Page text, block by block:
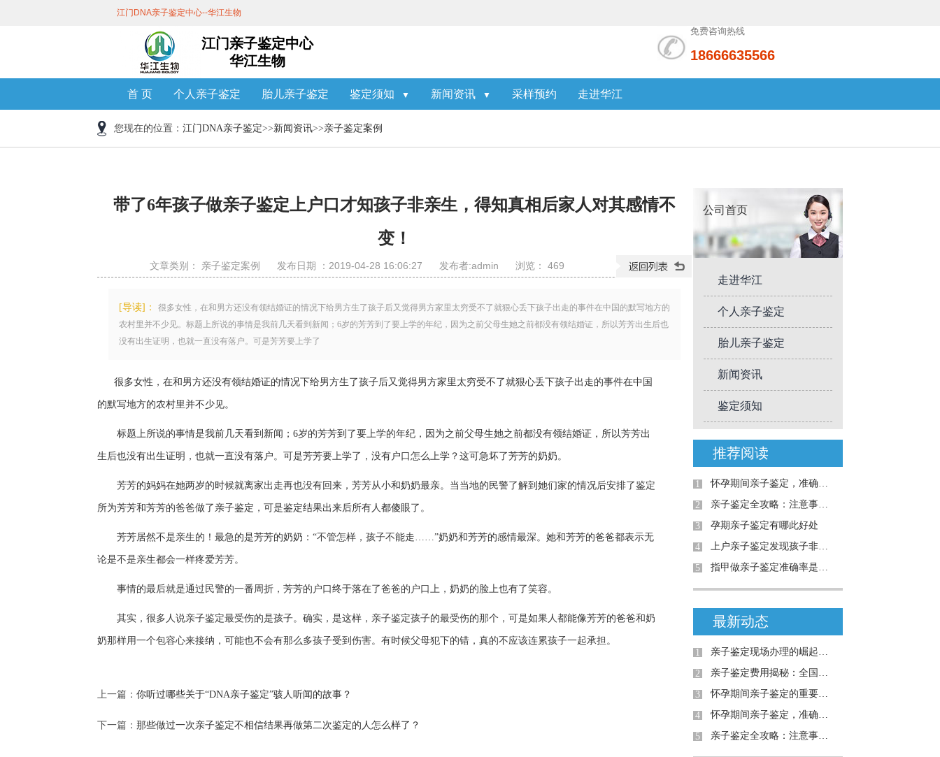
江门DNA亲子鉴定中心--华江生物
江门亲子鉴定中心
华江生物
免费咨询热线
18666635566
首 页 个人亲子鉴定 胎儿亲子鉴定 鉴定须知 ▼ 新闻资讯 ▼ 采样预约 走进华江
您现在的位置： 江门DNA亲子鉴定>>新闻资讯>>亲子鉴定案例
公司首页
走进华江
个人亲子鉴定
胎儿亲子鉴定
新闻资讯
鉴定须知
推荐阅读
1 怀孕期间亲子鉴定，准确率高吗？详解案例与真相
2 亲子鉴定全攻略：注意事项与真实案例解析
3 孕期亲子鉴定有哪此好处
4 上户亲子鉴定发现孩子非亲生
5 指甲做亲子鉴定准确率是多少-江门鹤山资讯
最新动态
1 亲子鉴定现场办理的崛起：为何需求日益增加？
2 亲子鉴定费用揭秘：全国是否统费用
3 怀孕期间亲子鉴定的重要性与解决的问题
4 怀孕期间亲子鉴定，准确率高吗？详解案例与真相
5 亲子鉴定全攻略：注意事项与真实案例解析
带了6年孩子做亲子鉴定上户口才知孩子非亲生，得知真相后家人对其感情不
变！
文章类别： 亲子鉴定案例 发布日期 ：2019-04-28 16:06:27 发布者:admin 浏览： 469
[导读]： 很多女性，在和男方还没有领结婚证的情况下给男方生了孩子后又觉得男方家里太穷受不了就狠心丢下孩子出走的事件在中国的默写地方的
农村里并不少见。标题上所说的事情是我前几天看到新闻；6岁的芳芳到了要上学的年纪，因为之前父母生她之前都没有领结婚证，所以芳芳出生后也
没有出生证明，也就一直没有落户。可是芳芳要上学了
很多女性，在和男方还没有领结婚证的情况下给男方生了孩子后又觉得男方家里太穷受不了就狠心丢下孩子出走的事件在中国
的默写地方的农村里并不少见。
标题上所说的事情是我前几天看到新闻； 6岁的芳芳到了要上学的年纪，因为之前父母生她之前都没有领结婚证，所以芳芳出
生后也没有出生证明，也就一直没有落户。可是芳芳要上学了，没有户口怎么上学？这可急坏了芳芳的奶奶。
芳芳的妈妈在她两岁的时候就离家出走再也没有回来，芳芳从小和奶奶最亲。当当地的民警了解到她们家的情况后安排了鉴定
所为芳芳和芳芳的爸爸做了亲子鉴定，可是鉴定结果出来后所有人都傻眼了。
芳芳居然不是亲生的！最急的是芳芳的奶奶： “不管怎样，孩子不能走……”奶奶和芳芳的感情最深。她和芳芳的爸爸都表示无
论是不是亲生都会一样疼爱芳芳。
事情的最后就是通过民警的一番周折，芳芳的户口终于落在了爸爸的户口上，奶奶的脸上也有了笑容。
其实，很多人说亲子鉴定最受伤的是孩子。确实，是这样，亲子鉴定孩子的最受伤的那个，可是如果人都能像芳芳的爸爸和奶
奶那样用一个包容心来接纳，可能也不会有那么多孩子受到伤害。有时候父母犯下的错，真的不应该连累孩子一起承担。
上一篇： 你听过哪些关于“DNA亲子鉴定”骇人听闻的故事？
下一篇： 那些做过一次亲子鉴定不相信结果再做第二次鉴定的人怎么样了？